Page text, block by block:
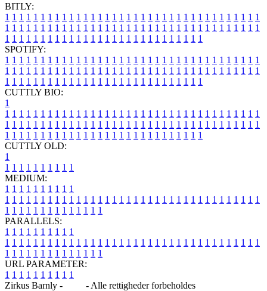
BITLY:
1 1 1 1 1 1 1 1 1 1 1 1 1 1 1 1 1 1 1 1 1 1 1 1 1 1 1 1 1 1 1 1 1 1 1 1
1 1 1 1 1 1 1 1 1 1 1 1 1 1 1 1 1 1 1 1 1 1 1 1 1 1 1 1 1 1 1 1 1 1 1 1
1 1 1 1 1 1 1 1 1 1 1 1 1 1 1 1 1 1 1 1 1 1 1 1 1 1 1 1
SPOTIFY:
1 1 1 1 1 1 1 1 1 1 1 1 1 1 1 1 1 1 1 1 1 1 1 1 1 1 1 1 1 1 1 1 1 1 1 1
1 1 1 1 1 1 1 1 1 1 1 1 1 1 1 1 1 1 1 1 1 1 1 1 1 1 1 1 1 1 1 1 1 1 1 1
1 1 1 1 1 1 1 1 1 1 1 1 1 1 1 1 1 1 1 1 1 1 1 1 1 1 1 1
CUTTLY BIO:
1
1 1 1 1 1 1 1 1 1 1 1 1 1 1 1 1 1 1 1 1 1 1 1 1 1 1 1 1 1 1 1 1 1 1 1 1
1 1 1 1 1 1 1 1 1 1 1 1 1 1 1 1 1 1 1 1 1 1 1 1 1 1 1 1 1 1 1 1 1 1 1 1
1 1 1 1 1 1 1 1 1 1 1 1 1 1 1 1 1 1 1 1 1 1 1 1 1 1 1 1
CUTTLY OLD:
1
1 1 1 1 1 1 1 1 1 1
MEDIUM:
1 1 1 1 1 1 1 1 1 1
1 1 1 1 1 1 1 1 1 1 1 1 1 1 1 1 1 1 1 1 1 1 1 1 1 1 1 1 1 1 1 1 1 1 1 1
1 1 1 1 1 1 1 1 1 1 1 1 1 1
PARALLELS:
1 1 1 1 1 1 1 1 1 1
1 1 1 1 1 1 1 1 1 1 1 1 1 1 1 1 1 1 1 1 1 1 1 1 1 1 1 1 1 1 1 1 1 1 1 1
1 1 1 1 1 1 1 1 1 1 1 1 1 1
URL PARAMETER:
1 1 1 1 1 1 1 1 1 1
Zirkus Barnly -
- Alle rettigheder forbeholdes